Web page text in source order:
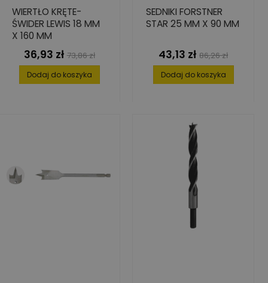
WIERTŁO KRĘTE-
ŚWIDER LEWIS 18 MM
X 160 MM
Cena
36,93 zł Cena
podstawowa
73,86 zł
Dodaj do koszyka
SEDNIKI FORSTNER
STAR 25 MM X 90 MM
Cena
43,13 zł Cena
podstawowa
86,26 zł
Dodaj do koszyka